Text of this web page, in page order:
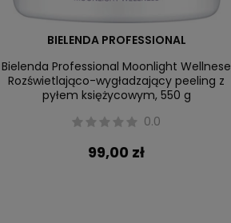
BIELENDA PROFESSIONAL
Bielenda Professional Moonlight Wellnese
Rozświetlająco-wygładzający peeling z
pyłem księżycowym, 550 g
0.0
99,00 zł